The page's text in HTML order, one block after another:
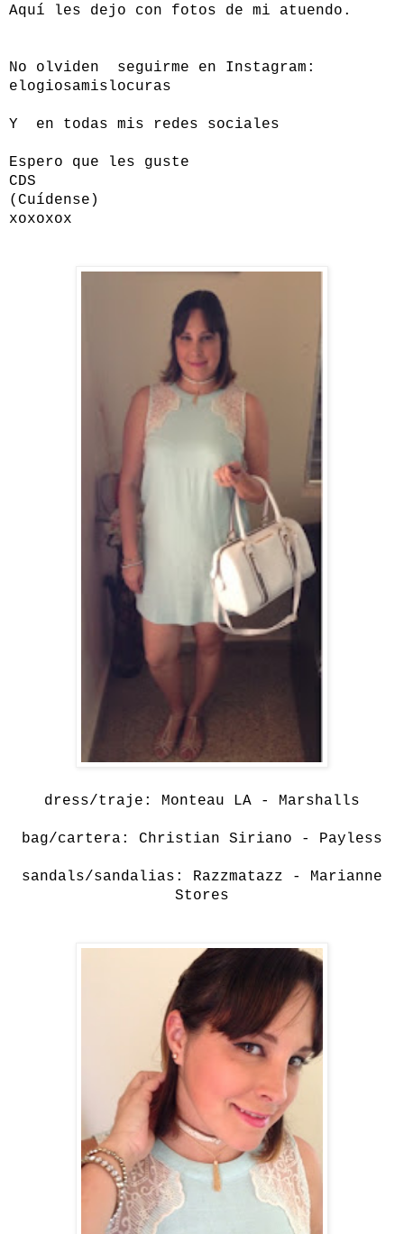
Aquí les dejo con fotos de mi atuendo.
No olviden seguirme en Instagram:
elogiosamislocuras
Y en todas mis redes sociales
Espero que les guste
CDS
(Cuídense)
xoxoxox
dress/traje: Monteau LA - Marshalls
bag/cartera: Christian Siriano - Payless
sandals/sandalias: Razzmatazz - Marianne
Stores